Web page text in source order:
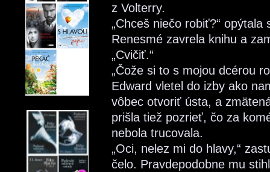
z Volterry.
„Chceš niečo robiť?“
Renesmé zavrela knihu a
„Cvičiť.“
„Čože si to s mojou dcérou
Edward vletel do izby ako
vôbec otvoriť ústa, a
prišla tiež pozrieť, čo za
nebola trucovala.
„Oci, nelez mi do hlavy,“
čelo. Pravdepodobne mu